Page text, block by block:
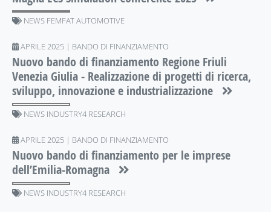
NEWS FEMFAT AUTOMOTIVE
APRILE 2025 | BANDO DI FINANZIAMENTO
Nuovo bando di finanziamento Regione Friuli
Venezia Giulia - Realizzazione di progetti di ricerca,
sviluppo, innovazione e industrializzazione
NEWS INDUSTRY4 RESEARCH
APRILE 2025 | BANDO DI FINANZIAMENTO
Nuovo bando di finanziamento per le imprese
dell’Emilia-Romagna
NEWS INDUSTRY4 RESEARCH